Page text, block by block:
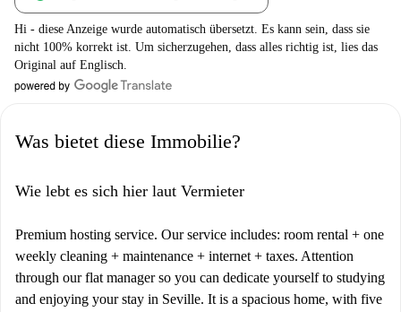
Hi - diese Anzeige wurde automatisch übersetzt. Es kann sein, dass sie
nicht 100% korrekt ist. Um sicherzugehen, dass alles richtig ist, lies das
Original auf Englisch.
Was bietet diese Immobilie?
Wie lebt es sich hier laut Vermieter
Premium hosting service. Our service includes: room rental + one
weekly cleaning + maintenance + internet + taxes. Attention
through our flat manager so you can dedicate yourself to studying
and enjoying your stay in Seville. It is a spacious home, with five